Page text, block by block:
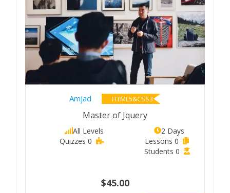
HTML5&CSS3
Amjad
Master of Jquery
2 Days
All Levels
0 Lessons
0 Quizzes
0 Students
$45.00